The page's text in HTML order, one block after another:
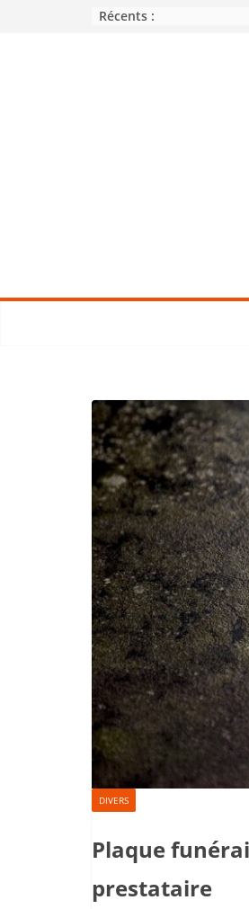
Récents :
DIVERS
Plaque
prestataire